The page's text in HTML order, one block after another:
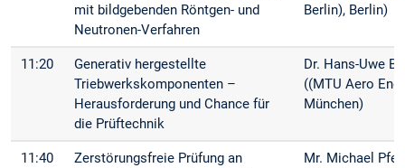
mit bildgebenden Röntgen- und
Neutronen-Verfahren
Berlin), Berlin)
11:20
Generativ hergestellte
Triebwerkskomponenten –
Herausforderung und Chance für
die Prüftechnik
Dr. Hans-Uwe
((MTU Aero
München)
11:40
Zerstörungsfreie Prüfung an
Mr. Michael